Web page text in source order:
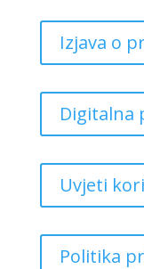
Izjava o
Digitalna
Uvjeti
Politika